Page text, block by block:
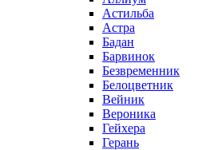
Астильба
Астра
Бадан
Барвинок
Безвременник
Белоцветник
Вейник
Вероника
Гейхера
Герань